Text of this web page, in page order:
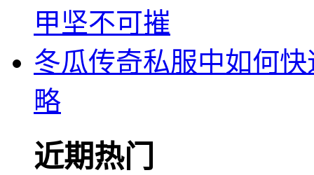
甲坚不可摧
冬瓜传奇私服中如何
略
近期热门